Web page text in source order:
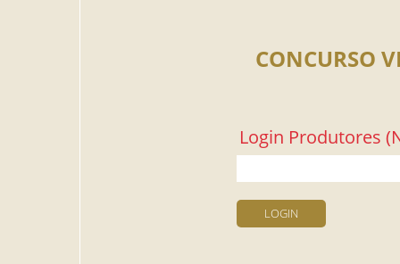
CONCURSO
Login Produtores
LOGIN